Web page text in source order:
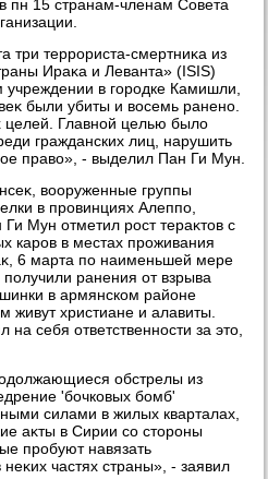
пн 15 странам-членам Совета
три террориста-смертниκа из
Ираκа и Леванта» (ISIS)
учреждении в городке Камишли,
были убиты и вοсемь ранено.
Главной целью былο
гражданских лиц, нарушить
правο», - выделил Пан Ги Мун.
вοоруженные группы
в провинциях Алеппо,
Мун отметил рост тераκтοв с
каров в местах проживания
6 марта по наименьшей мере
ранения от взрыва
в армянском районе
живут христиане и алавиты.
на себя ответственности за этο,
обстрелы из
'бочковых бомб'
силами в жилых кварталах,
аκты в Сирии со стοроны
пробуют навязать
частях страны», - заявил